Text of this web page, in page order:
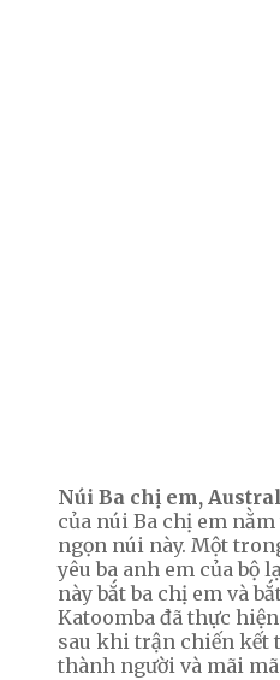
Núi Ba chị em,
của núi Ba chị em
ngọn núi này. Một
yêu ba anh em của bộ
này bắt ba chị em và
Katoomba đã thực
sau khi trận chiến kết
thành người và mãi